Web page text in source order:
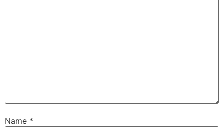
Name *